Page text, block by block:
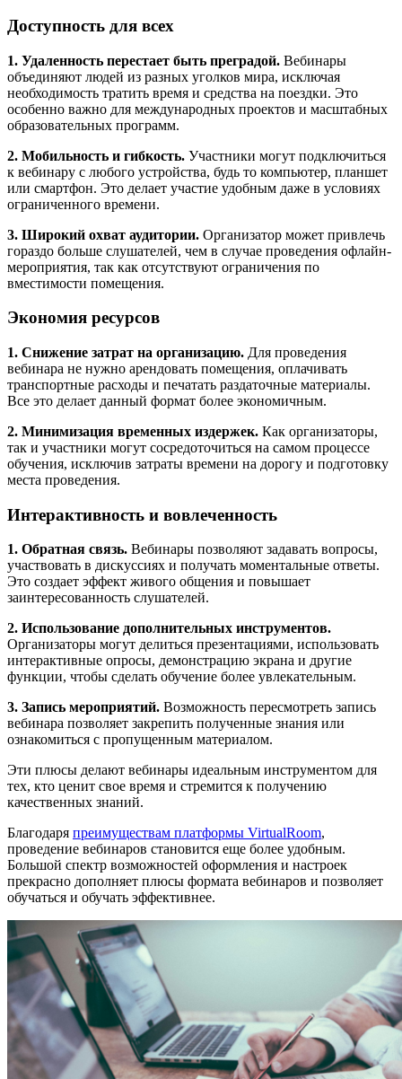
Доступность для всех
1. Удаленность перестает быть преградой. Вебинары
объединяют людей из разных уголков мира, исключая
необходимость тратить время и средства на поездки. Это
особенно важно для международных проектов и масштабных
образовательных программ.
2. Мобильность и гибкость. Участники могут подключиться
к вебинару с любого устройства, будь то компьютер, планшет
или смартфон. Это делает участие удобным даже в условиях
ограниченного времени.
3. Широкий охват аудитории. Организатор может привлечь
гораздо больше слушателей, чем в случае проведения офлайн-
мероприятия, так как отсутствуют ограничения по
вместимости помещения.
Экономия ресурсов
1. Снижение затрат на организацию. Для проведения
вебинара не нужно арендовать помещения, оплачивать
транспортные расходы и печатать раздаточные материалы.
Все это делает данный формат более экономичным.
2. Минимизация временных издержек. Как организаторы,
так и участники могут сосредоточиться на самом процессе
обучения, исключив затраты времени на дорогу и подготовку
места проведения.
Интерактивность и вовлеченность
1. Обратная связь. Вебинары позволяют задавать вопросы,
участвовать в дискуссиях и получать моментальные ответы.
Это создает эффект живого общения и повышает
заинтересованность слушателей.
2. Использование дополнительных инструментов.
Организаторы могут делиться презентациями, использовать
интерактивные опросы, демонстрацию экрана и другие
функции, чтобы сделать обучение более увлекательным.
3. Запись мероприятий. Возможность пересмотреть запись
вебинара позволяет закрепить полученные знания или
ознакомиться с пропущенным материалом.
Эти плюсы делают вебинары идеальным инструментом для
тех, кто ценит свое время и стремится к получению
качественных знаний.
Благодаря преимуществам платформы VirtualRoom,
проведение вебинаров становится еще более удобным.
Большой спектр возможностей оформления и настроек
прекрасно дополняет плюсы формата вебинаров и позволяет
обучаться и обучать эффективнее.